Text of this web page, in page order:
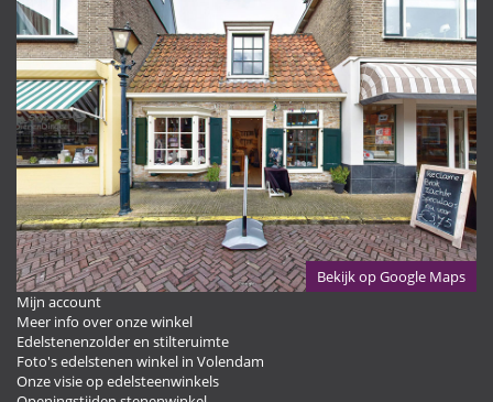
Bekijk op Google Maps
Mijn account
Meer info over onze winkel
Edelstenenzolder en stilteruimte
Foto's edelstenen winkel in Volendam
Onze visie op edelsteenwinkels